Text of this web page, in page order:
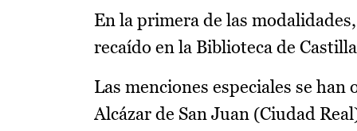
En la primera de las
recaído en la Biblioteca de
Las menciones especiales se
Alcázar de San Juan (Ciudad